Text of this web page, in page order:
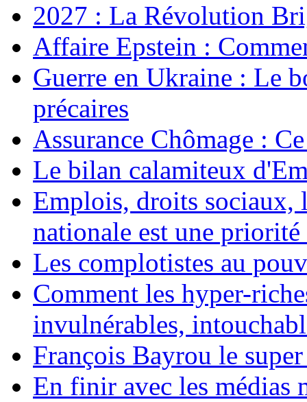
2027 : La Révolution
Affaire Epstein :
Guerre en Ukraine : Le
précaires
Assurance Chômage :
Le bilan calamiteux
Emplois, droits sociaux,
nationale est une
Les complotistes au
Comment les hyper-
invulnérables,
François Bayrou le
En finir avec les médias